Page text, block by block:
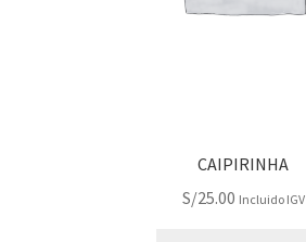
CAIPIRINHA
S/25.00 Incluido IGV